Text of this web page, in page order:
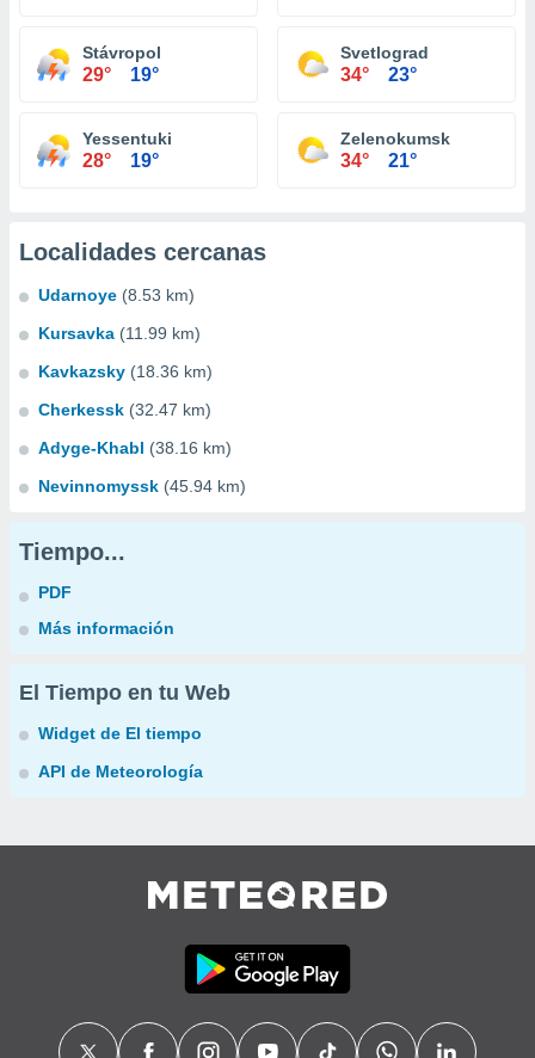
Stávropol
29° 19°
Svetlograd
34° 23°
Yessentuki
28° 19°
Zelenokumsk
34° 21°
Localidades cercanas
Udarnoye (8.53 km)
Kursavka (11.99 km)
Kavkazsky (18.36 km)
Cherkessk (32.47 km)
Adyge-Khabl (38.16 km)
Nevinnomyssk (45.94 km)
Tiempo...
PDF
Más información
El Tiempo en tu Web
Widget de El tiempo
API de Meteorología